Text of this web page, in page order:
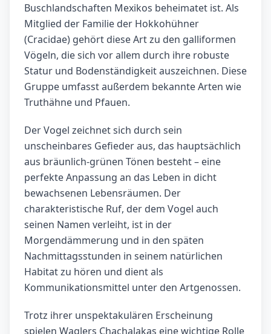
Buschlandschaften Mexikos beheimatet ist. Als
Mitglied der Familie der Hokkohühner
(Cracidae) gehört diese Art zu den galliformen
Vögeln, die sich vor allem durch ihre robuste
Statur und Bodenständigkeit auszeichnen. Diese
Gruppe umfasst außerdem bekannte Arten wie
Truthähne und Pfauen.
Der Vogel zeichnet sich durch sein
unscheinbares Gefieder aus, das hauptsächlich
aus bräunlich-grünen Tönen besteht – eine
perfekte Anpassung an das Leben in dicht
bewachsenen Lebensräumen. Der
charakteristische Ruf, der dem Vogel auch
seinen Namen verleiht, ist in der
Morgendämmerung und in den späten
Nachmittagsstunden in seinem natürlichen
Habitat zu hören und dient als
Kommunikationsmittel unter den Artgenossen.
Trotz ihrer unspektakulären Erscheinung
spielen Waglers Chachalakas eine wichtige Rolle